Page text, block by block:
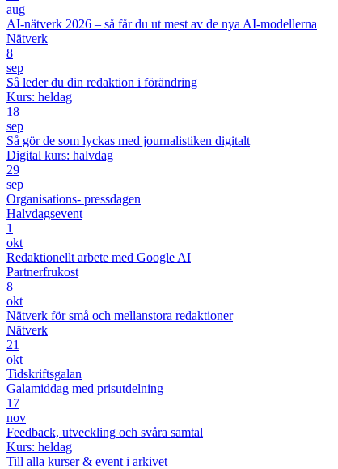
aug
AI-nätverk 2026 – så får du ut mest av de nya AI-modellerna
Nätverk
8
sep
Så leder du din redaktion i förändring
Kurs: heldag
18
sep
Så gör de som lyckas med journalistiken digitalt
Digital kurs: halvdag
29
sep
Organisations- pressdagen
Halvdagsevent
1
okt
Redaktionellt arbete med Google AI
Partnerfrukost
8
okt
Nätverk för små och mellanstora redaktioner
Nätverk
21
okt
Tidskriftsgalan
Galamiddag med prisutdelning
17
nov
Feedback, utveckling och svåra samtal
Kurs: heldag
Till alla kurser & event i arkivet